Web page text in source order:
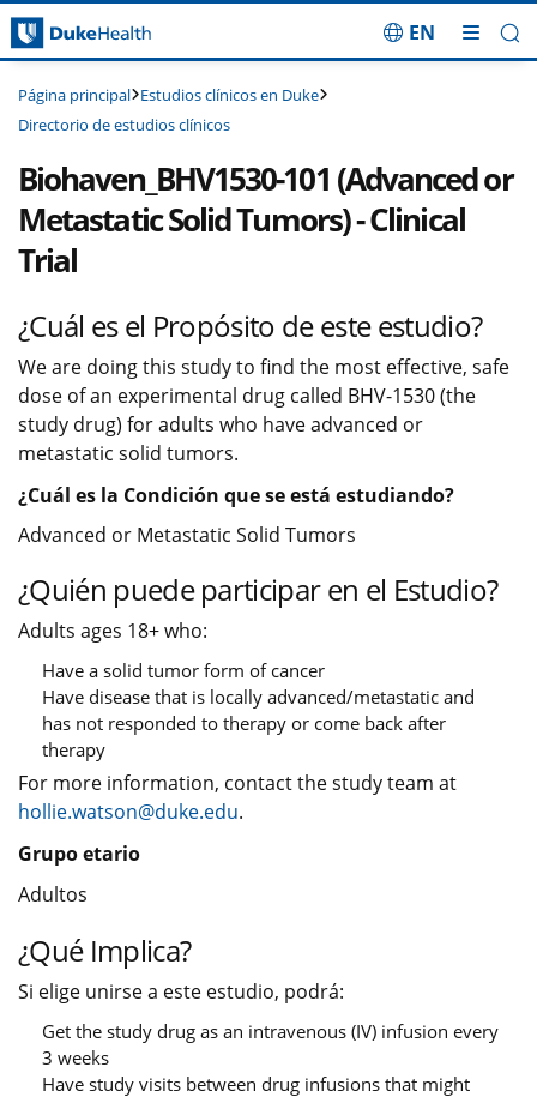
Saltar navegación
EN
Página principal Estudios clínicos en Duke
Directorio de estudios clínicos
Biohaven_BHV1530-101 (Advanced or
Metastatic Solid Tumors) - Clinical
Trial
¿Cuál es el Propósito de este estudio?
We are doing this study to find the most effective, safe
dose of an experimental drug called BHV-1530 (the
study drug) for adults who have advanced or
metastatic solid tumors.
¿Cuál es la Condición que se está estudiando?
Advanced or Metastatic Solid Tumors
¿Quién puede participar en el Estudio?
Adults ages 18+ who:
Have a solid tumor form of cancer
Have disease that is locally advanced/metastatic and
has not responded to therapy or come back after
therapy
For more information, contact the study team at
hollie.watson@duke.edu.
Grupo etario
Adultos
¿Qué Implica?
Si elige unirse a este estudio, podrá:
Get the study drug as an intravenous (IV) infusion every
3 weeks
Have study visits between drug infusions that might